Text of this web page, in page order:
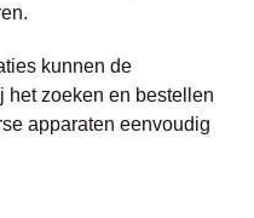
kunnen de
zoeken en bestellen
apparaten eenvoudig